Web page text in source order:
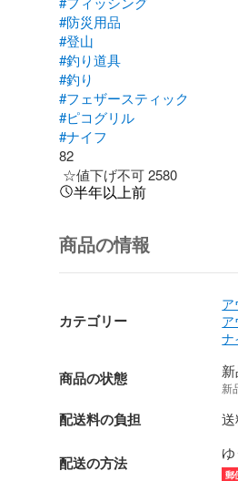
#防災用品
#登山
#釣り道具
#釣り
#フェザースティック
#ピコグリル
#ナイフ
82
☆値下げ不可 2580
半年以上前
商品の情報
カテゴリー
ア
ア
ナ
商品の状態
新
配送料の負担 送
配送の方法
郵